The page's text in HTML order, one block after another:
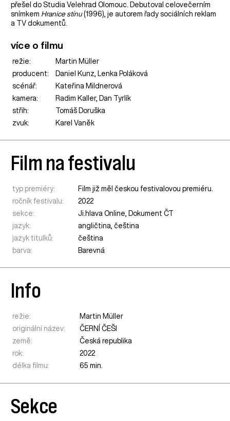
přešel do Studia Velehrad Olomouc. Debutoval celovečerním
snímkem Hranice stínu(1996), je autorem řady sociálních reklam
a TV dokumentů.
více o filmu
režie:
Martin Müller
producent:
Daniel Kunz, Lenka Poláková
scénář:
Kateřina Mildnerová
kamera:
Radim Kaller, Dan Tyrlík
střih:
Tomáš Doruška
zvuk:
Karel Vaněk
Film na festivalu
typ premiéry:
Film již měl českou festivalovou premiéru.
ročník festivalu:
2022
sekce:
Ji.hlava Online, Dokument ČT
jazyk:
angličtina, čeština
jazyk titulků:
čeština
barva:
Barevná
Info
režie:
Martin Müller
originální název:
ČERNÍ ČEŠI
země:
Česká republika
rok:
2022
délka filmu:
65 min.
Sekce